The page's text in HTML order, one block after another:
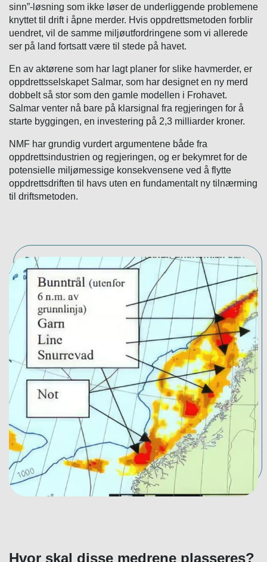
sinn”-løsning som ikke løser de underliggende problemene
knyttet til drift i åpne merder. Hvis oppdrettsmetoden forblir
uendret, vil de samme miljøutfordringene som vi allerede
ser på land fortsatt være til stede på havet.
En av aktørene som har lagt planer for slike havmerder, er
oppdrettsselskapet Salmar, som har designet en ny merd
dobbelt så stor som den gamle modellen i Frohavet.
Salmar venter nå bare på klarsignal fra regjeringen for å
starte byggingen, en investering på 2,3 milliarder kroner.
NMF har grundig vurdert argumentene både fra
oppdrettsindustrien og regjeringen, og er bekymret for de
potensielle miljømessige konsekvensene ved å flytte
oppdrettsdriften til havs uten en fundamentalt ny tilnærming
til driftsmetoden.
Hvor skal disse medrene plasseres?